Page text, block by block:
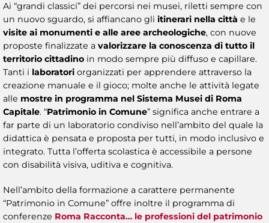
Ai “grandi classici” dei percorsi nei musei, riletti sempre con
un nuovo sguardo, si affiancano gli itinerari nella città e le
visite ai monumenti e alle aree archeologiche, con nuove
proposte finalizzate a valorizzare la conoscenza di tutto il
territorio cittadino in modo sempre più diffuso e capillare.
Tanti i laboratori organizzati per apprendere attraverso la
creazione manuale e il gioco; molte anche le attività legate
alle mostre in programma nel Sistema Musei di Roma
Capitale. “Patrimonio in Comune” significa anche entrare a
far parte di un laboratorio condiviso nell’ambito del quale la
didattica è pensata e proposta per tutti, in modo inclusivo e
integrato. Tutta l’offerta scolastica è accessibile a persone
con disabilità visiva, uditiva e cognitiva.
Nell’ambito della formazione a carattere permanente
“Patrimonio in Comune” offre inoltre il programma di
conferenze Roma Racconta… le professioni del patrimonio